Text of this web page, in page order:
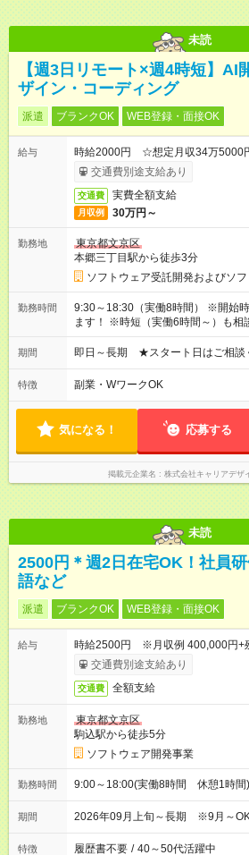
未読
【週3日リモート×週4時短】AI
ザイン・コーディング
派遣 ブランクOK WEB登録・面接OK
給与
時給2000円 ☆想定月収34万5000
交通費別途支給あり
交通費 実費全額支給
月収例 30万円～
勤務地
東京都文京区
本郷三丁目駅から徒歩3分
ソフトウェア受託開発およびソ
勤務時間
9:30～18:30（実働8時間） ※開始
ます！ ※時短（実働6時間～）も相
期間 即日～長期 ★スタート日はご相談
特徴 副業・WワークOK
気になる！ 応募する
掲載元企業名 株式会社キャリアデザ
未読
2500円＊週2日在宅OK！社員
語など
派遣 ブランクOK WEB登録・面接OK
給与
時給2500円 ※月収例 400,000円+
交通費別途支給あり
交通費 全額支給
勤務地
東京都文京区
駒込駅から徒歩5分
ソフトウェア開発事業
勤務時間 9:00～18:00(実働8時間 休憩1時間)
期間 2026年09月上旬～長期 ※9月～OK
特徴 履歴書不要 / 40～50代活躍中